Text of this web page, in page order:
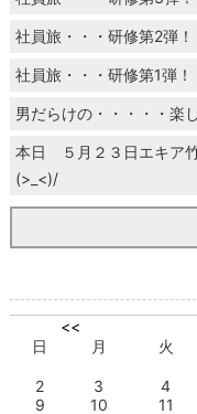
社員旅・・・研修第2弾！
社員旅・・・研修第1弾！
男だらけの・・・・・楽
本日 ５月２３日エキア
(>_<)/
<<
日
月 火
2
3 4
9
10 11